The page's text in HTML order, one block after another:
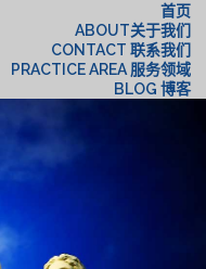
首页
ABOUT关于我们
CONTACT 联系我们
PRACTICE AREA 服务领域
BLOG 博客